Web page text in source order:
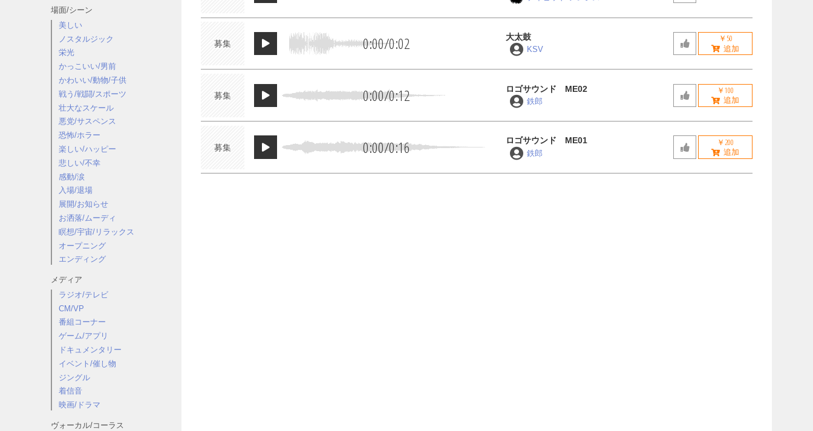
場面/シーン
美しい
ノスタルジック
栄光
かっこいい/男前
かわいい/動物/子供
戦う/戦闘/スポーツ
壮大なスケール
悪党/サスペンス
恐怖/ホラー
楽しい/ハッピー
悲しい/不幸
感動/涙
入場/退場
展開/お知らせ
お洒落/ムーディ
瞑想/宇宙/リラックス
オープニング
エンディング
メディア
ラジオ/テレビ
CM/VP
番組コーナー
ゲーム/アプリ
ドキュメンタリー
イベント/催し物
ジングル
着信音
映画/ドラマ
ヴォーカル/コーラス
募集 0:00/0:02 大太鼓
KSV
￥50
募集 0:00/0:12 ロゴサウンド ME02
鉄郎
￥100
募集 0:00/0:16 ロゴサウンド ME01
鉄郎
￥200